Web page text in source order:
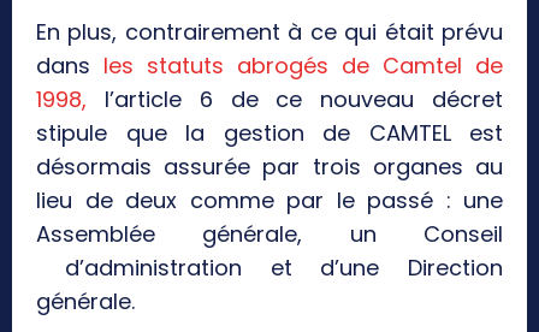
En plus, contrairement à ce qui était prévu
dans les statuts abrogés de Camtel de
1998, l’article 6 de ce nouveau décret
stipule que la gestion de CAMTEL est
désormais assurée par trois organes au
lieu de deux comme par le passé : une
Assemblée générale, un Conseil
d’administration et d’une Direction
générale.